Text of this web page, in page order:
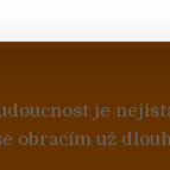
je
obracím už